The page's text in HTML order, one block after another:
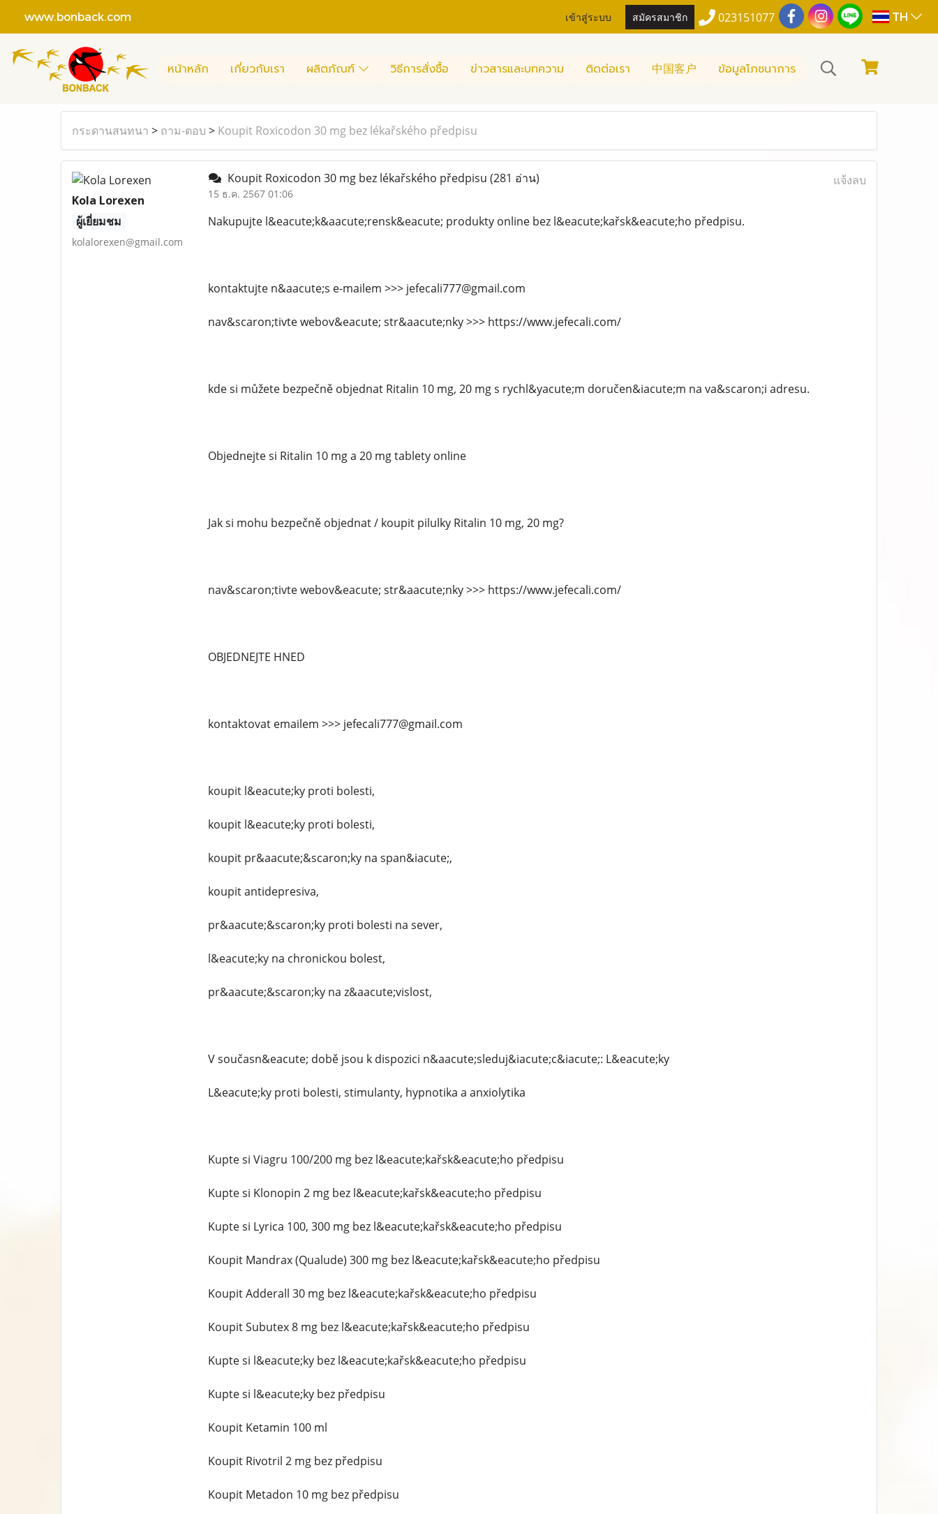
www.bonback.com เข้าสู่ระบบ สมัครสมาชิก 023151077 TH
หน้าหลัก เกี่ยวกับเรา ผลิตภัณฑ์ วิธีการสั่งซื้อ ข่าวสารและบทความ ติดต่อเรา 中国客户 ข้อมูลโภชนาการ
กระดานสนทนา > ถาม-ตอบ > Koupit Roxicodon 30 mg bez lékařského předpisu
Kola Lorexen
ผู้เยี่ยมชม
kolalorexen@gmail.com
Koupit Roxicodon 30 mg bez lékařského předpisu (281 อ่าน)
15 ธ.ค. 2567 01:06
แจ้งลบ
Nakupujte l&eacute;k&aacute;rensk&eacute; produkty online bez l&eacute;kařsk&eacute;ho předpisu.
kontaktujte n&aacute;s e-mailem >>> jefecali777@gmail.com
nav&scaron;tivte webov&eacute; str&aacute;nky >>> https://www.jefecali.com/
kde si můžete bezpečně objednat Ritalin 10 mg, 20 mg s rychl&yacute;m doručen&iacute;m na va&scaron;i adresu.
Objednejte si Ritalin 10 mg a 20 mg tablety online
Jak si mohu bezpečně objednat / koupit pilulky Ritalin 10 mg, 20 mg?
nav&scaron;tivte webov&eacute; str&aacute;nky >>> https://www.jefecali.com/
OBJEDNEJTE HNED
kontaktovat emailem >>> jefecali777@gmail.com
koupit l&eacute;ky proti bolesti,
koupit l&eacute;ky proti bolesti,
koupit pr&aacute;&scaron;ky na span&iacute;,
koupit antidepresiva,
pr&aacute;&scaron;ky proti bolesti na sever,
l&eacute;ky na chronickou bolest,
pr&aacute;&scaron;ky na z&aacute;vislost,
V současn&eacute; době jsou k dispozici n&aacute;sleduj&iacute;c&iacute;: L&eacute;ky
L&eacute;ky proti bolesti, stimulanty, hypnotika a anxiolytika
Kupte si Viagru 100/200 mg bez l&eacute;kařsk&eacute;ho předpisu
Kupte si Klonopin 2 mg bez l&eacute;kařsk&eacute;ho předpisu
Kupte si Lyrica 100, 300 mg bez l&eacute;kařsk&eacute;ho předpisu
Koupit Mandrax (Qualude) 300 mg bez l&eacute;kařsk&eacute;ho předpisu
Koupit Adderall 30 mg bez l&eacute;kařsk&eacute;ho předpisu
Koupit Subutex 8 mg bez l&eacute;kařsk&eacute;ho předpisu
Kupte si l&eacute;ky bez l&eacute;kařsk&eacute;ho předpisu
Kupte si l&eacute;ky bez předpisu
Koupit Ketamin 100 ml
Koupit Rivotril 2 mg bez předpisu
Koupit Metadon 10 mg bez předpisu